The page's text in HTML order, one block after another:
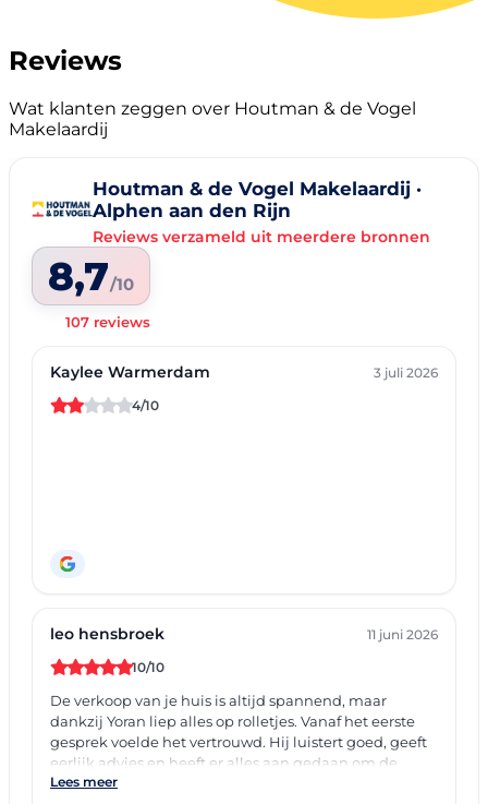
Reviews
Wat klanten zeggen over Houtman & de Vogel
Makelaardij